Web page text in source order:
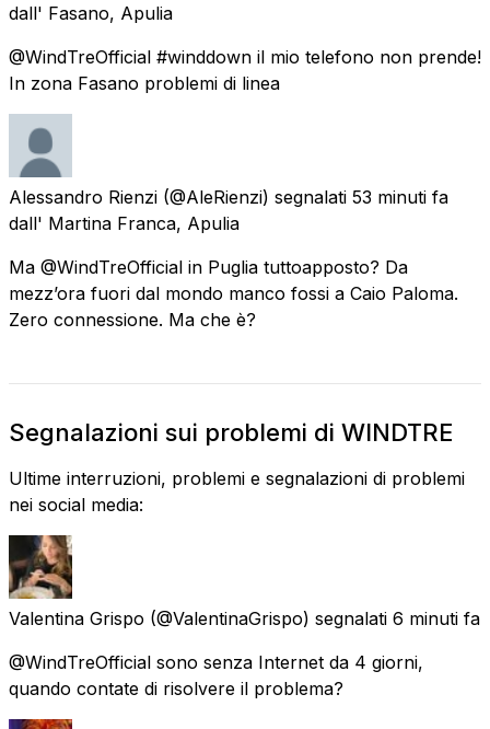
dall' Fasano, Apulia
@WindTreOfficial #winddown il mio telefono non prende!
In zona Fasano problemi di linea
Alessandro Rienzi (@AleRienzi) segnalati 53 minuti fa
dall' Martina Franca, Apulia
Ma @WindTreOfficial in Puglia tuttoapposto? Da
mezz’ora fuori dal mondo manco fossi a Caio Paloma.
Zero connessione. Ma che è?
Segnalazioni sui problemi di WINDTRE
Ultime interruzioni, problemi e segnalazioni di problemi
nei social media:
Valentina Grispo (@ValentinaGrispo) segnalati 6 minuti fa
@WindTreOfficial sono senza Internet da 4 giorni,
quando contate di risolvere il problema?